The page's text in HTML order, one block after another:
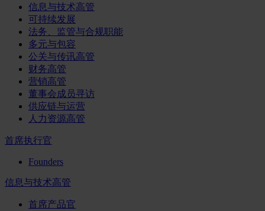
信息与技术高管
可持续发展
法务、监管与合规职能
多元与包容
公关与传讯高管
财务高管
营销高管
董事会成员寻访
供应链与运营
人力资源高管
首席执行官
Founders
信息与技术高管
首席产品官